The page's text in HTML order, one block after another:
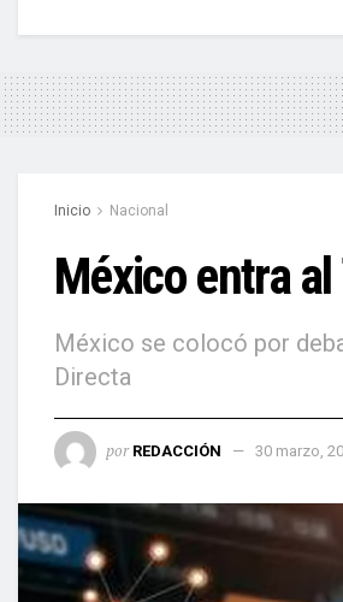
Inicio Nacional
México entra
México se colocó por
Directa
por REDACCIÓN 30 marzo,